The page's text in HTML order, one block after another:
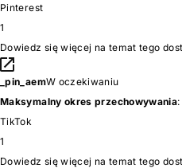
Pinterest
1
Dowiedz się więcej na temat tego
_pin_aemW oczekiwaniu
Maksymalny okres przechowywania
TikTok
1
Dowiedz się więcej na temat tego